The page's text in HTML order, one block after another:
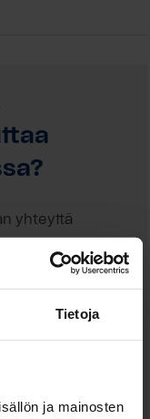
Tietoja
ja mainosten
yhteyttä